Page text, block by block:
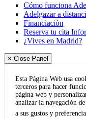
Cómo funciona
Adelgazar a
Financiación
Reserva tu cita
¿Vives en Madrid?
× Close Panel
Esta Página Web usa
terceros para hacer
página web y
analizar la navegación
a sus gustos y